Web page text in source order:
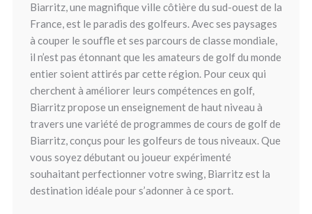
Biarritz, une magnifique ville côtière du sud-ouest de la
France, est le paradis des golfeurs. Avec ses paysages
à couper le souffle et ses parcours de classe mondiale,
il n’est pas étonnant que les amateurs de golf du monde
entier soient attirés par cette région. Pour ceux qui
cherchent à améliorer leurs compétences en golf,
Biarritz propose un enseignement de haut niveau à
travers une variété de programmes de cours de golf de
Biarritz, conçus pour les golfeurs de tous niveaux. Que
vous soyez débutant ou joueur expérimenté
souhaitant perfectionner votre swing, Biarritz est la
destination idéale pour s’adonner à ce sport.